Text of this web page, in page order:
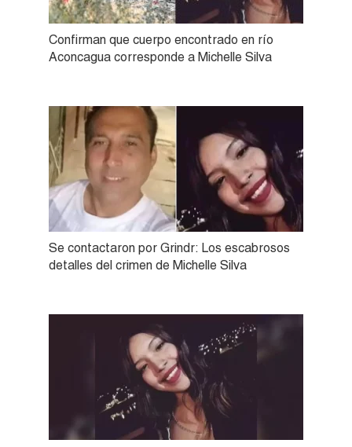
Confirman que cuerpo encontrado en río
Aconcagua corresponde a Michelle Silva
Se contactaron por Grindr: Los escabrosos
detalles del crimen de Michelle Silva